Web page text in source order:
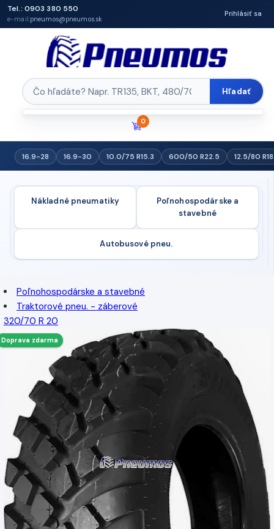
Tel.: 0903 380 550
e-mail:pneumos@pneumos.sk
Prihlásiť sa
Hľadať
0
16.9-28 16.9-30 10.0/75 R15.3 600/50 R22.5 12.5/80 R18
Nákladné pneumatiky
Poľnohospodárske a
stavebné
Autobusové pneu.
Poľnohospodárske a stavebné
Traktorové pneu. - záberové
320/70 R 20
Doprava zdarma